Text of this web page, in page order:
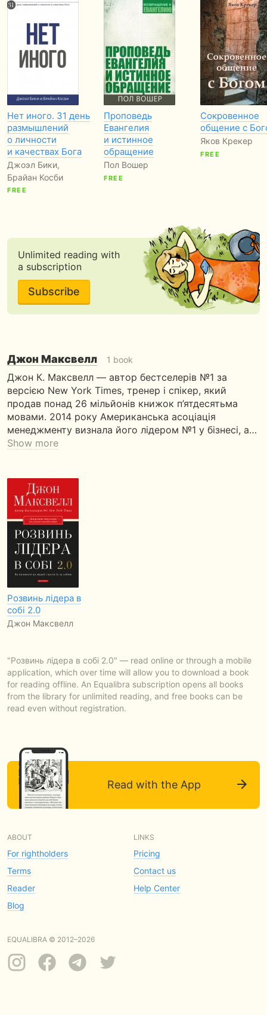
Нет иного. 31 день
размышлений
о личности
и качествах Бога
Джоэл Бики,
Брайан Косби
FREE
Проповедь
Евангелия
и истинное
обращение
Пол Вошер
FREE
Сокровенное
общение с
Яков Крекер
FREE
Unlimited reading with
a subscription
Subscribe
Джон Максвелл 1 book
Джон К. Максвелл — автор бестселерів №1 за
версією New York Times, тренер і спікер, який
продав понад 26 мільйонів книжок п’ятдесятьма
мовами. 2014 року Американська асоціація
менеджменту визнала його лідером №1 у бізнесі, а…
Show more
Розвинь лідера в
собі 2.0
Джон Максвелл
"Розвинь лідера в собі 2.0" — read online or through a mobile
application, which over time will allow you to download a book
for reading offline. An Equalibra subscription opens all books
from the library for unlimited reading, and free books can be
read even without registration.
Read with the App
ABOUT
For rightholders
Terms
Reader
Blog
LINKS
Pricing
Contact us
Help Center
EQUALIBRA © 2012–2026